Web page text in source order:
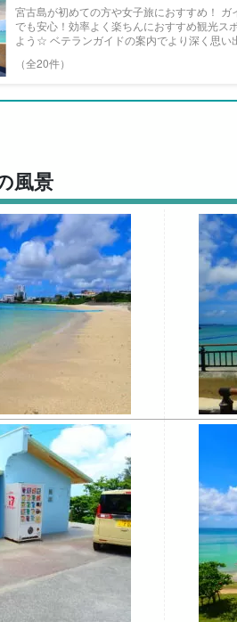
宮古島が初めての方や女子旅におすすめ！
でも安心！効率よく楽ちんにおすすめ観光ス
よう☆ ベテランガイドの案内でより深く思
（全20件）
風景